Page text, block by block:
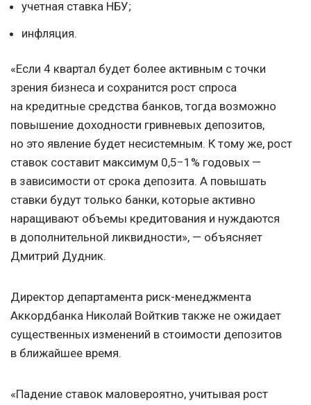
учетная ставка НБУ;
инфляция.
«Если 4 квартал будет более активным с точки
зрения бизнеса и сохранится рост спроса
на кредитные средства банков, тогда возможно
повышение доходности гривневых депозитов,
но это явление будет несистемным. К тому же, рост
ставок составит максимум 0,5−1% годовых —
в зависимости от срока депозита. А повышать
ставки будут только банки, которые активно
наращивают объемы кредитования и нуждаются
в дополнительной ликвидности», — объясняет
Дмитрий Дудник.
Директор департамента риск-менеджмента
Аккордбанка Николай Войткив также не ожидает
существенных изменений в стоимости депозитов
в ближайшее время.
«Падение ставок маловероятно, учитывая рост